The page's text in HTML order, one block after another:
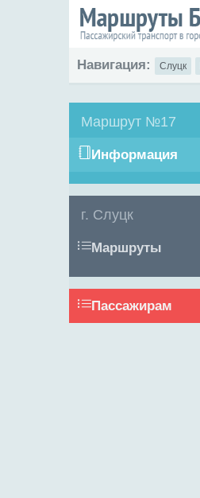
Навигация: Слуцк
Маршрут №17
Информация
г. Слуцк
Маршруты
Пассажирам